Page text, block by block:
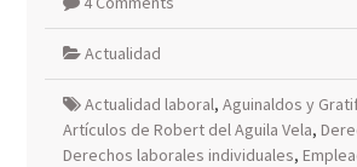
Actualidad
Actualidad laboral, Aguinaldos y
Artículos de Robert del Aguila Vela,
Derechos laborales individuales,